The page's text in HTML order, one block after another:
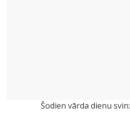
Šodien vārda dienu svin: